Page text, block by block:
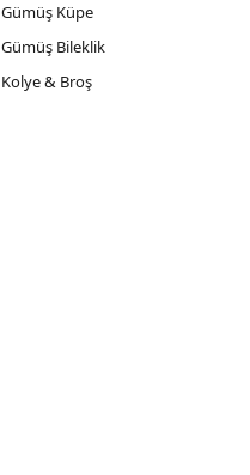
Gümüş Küpe
Gümüş Bileklik
Kolye & Broş